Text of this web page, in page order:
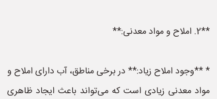
**2. املاح و مواد معدنی:**
* **وجود املاح زیاد:** در برخی مناطق، آب دارای املاح و
مواد معدنی زیادی است که می‌تواند باعث ایجاد ظاهری